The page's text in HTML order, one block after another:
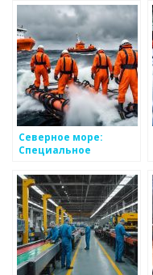
Екатеринбурге с
доставкой
Северное море:
Специальное
спасательное
оборудование и
инструменты для
судов